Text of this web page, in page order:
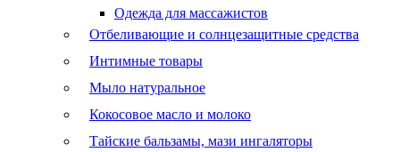
Одежда для массажистов
Отбеливающие и солнцезащитные средства
Интимные товары
Мыло натуральное
Кокосовое масло и молоко
Тайские бальзамы, мази ингаляторы